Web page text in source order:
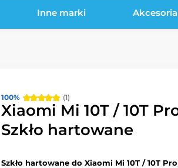
Inne marki Akcesoria
100% (1)
Xiaomi Mi 10T / 10T
Szkło hartowane
Szkło hartowane do Xiaomi Mi 10T / 10T Pro